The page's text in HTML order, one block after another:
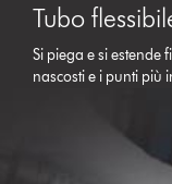
Tubo
Si piega e si
nascosti e i punti più